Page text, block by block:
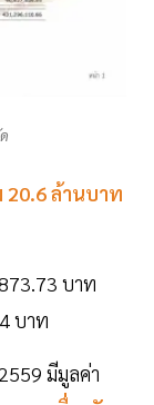
20.6 ล้านบาท
บาท
บาท
มีมูลค่า